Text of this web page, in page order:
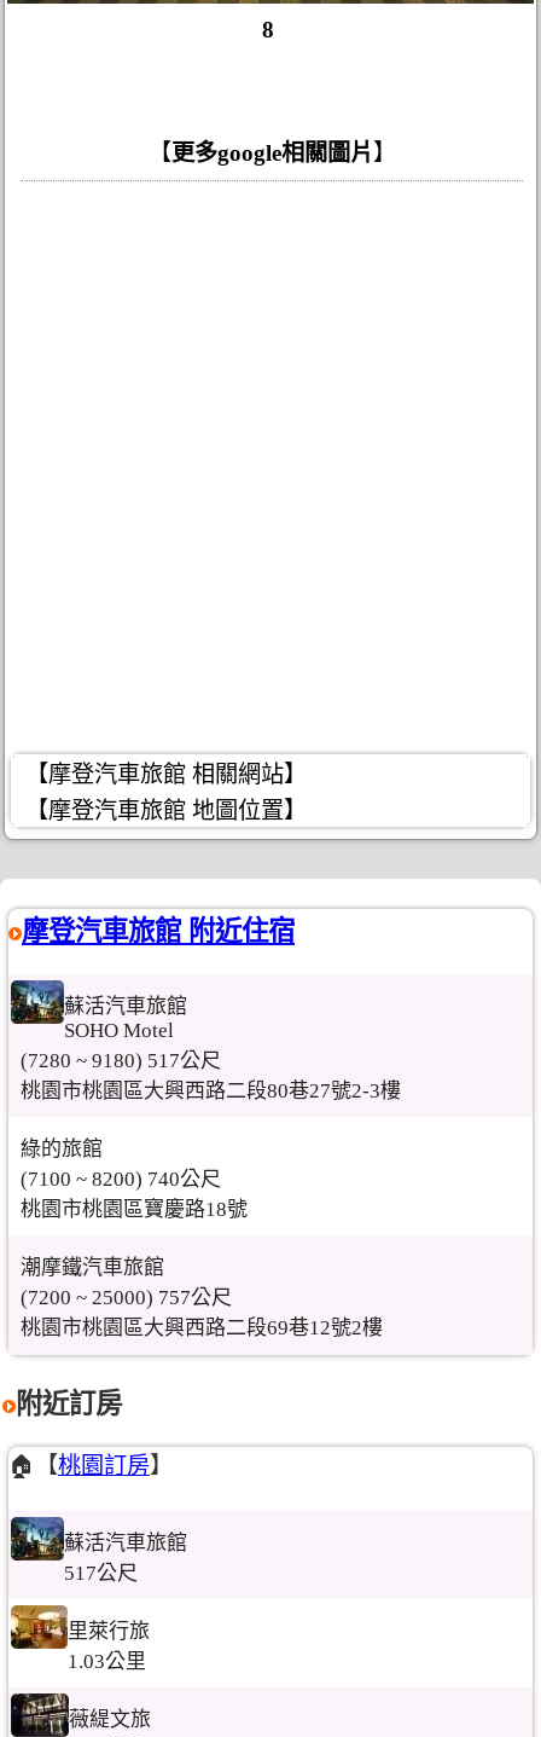
8
【更多google相關圖片】
【摩登汽車旅館 相關網站】
【摩登汽車旅館 地圖位置】
摩登汽車旅館 附近住宿
蘇活汽車旅館
SOHO Motel
(7280 ~ 9180) 517公尺
桃園市桃園區大興西路二段80巷27號2-3樓
綠的旅館
(7100 ~ 8200) 740公尺
桃園市桃園區寶慶路18號
潮摩鐵汽車旅館
(7200 ~ 25000) 757公尺
桃園市桃園區大興西路二段69巷12號2樓
附近訂房
🏠【桃園訂房】
蘇活汽車旅館
517公尺
里萊行旅
1.03公里
薇緹文旅